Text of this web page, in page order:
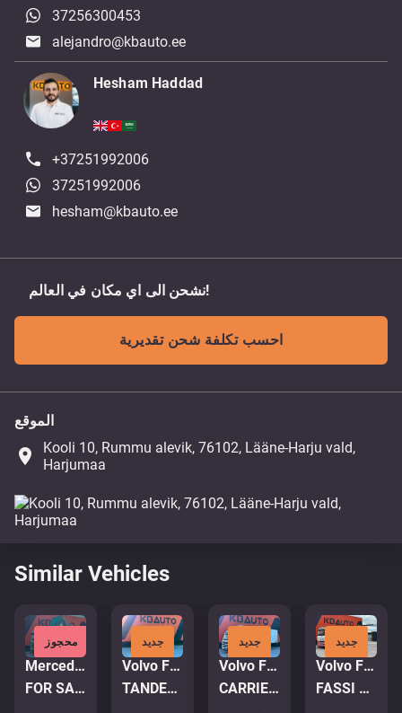
37256300453
alejandro@kbauto.ee
Hesham Haddad
+37251992006
37251992006
hesham@kbauto.ee
نشحن الى اي مكان في العالم!
احسب تكلفة شحن تقديرية
الموقع
place
Kooli 10, Rummu alevik, 76102, Lääne-Harju vald,
Harjumaa
Similar Vehicles
محجوز
Mercedes-Benz Actros 2658 6x4
FOR SALE AS CHASSIS / RETARDER / CHASSIS L=6600 mm
جديد
Volvo FMX 540 6x4
TANDEM AXEL LIFT / SIDE TIPP
جديد
Volvo FM410 6x2*4
CARRIER SUPRA 950 MT / 2 ZONE FRIDGE
جديد
Volvo FH 500 6x2
FASSI F195A.2.25 / PLATFORM L=6510 mm